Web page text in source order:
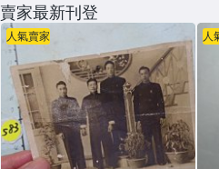
賣家最新刊登
人氣賣家 人